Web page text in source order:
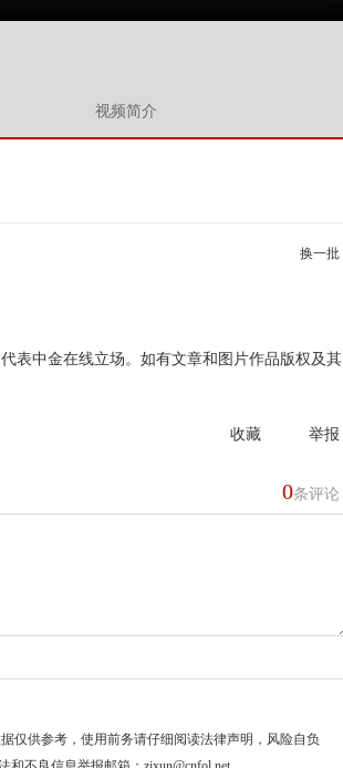
视频简介
换一批
表中金在线立场。如有文章和图片作品版权及其
收藏 举报
0条评论
仅供参考，使用前务请仔细阅读法律声明 ，风险自负